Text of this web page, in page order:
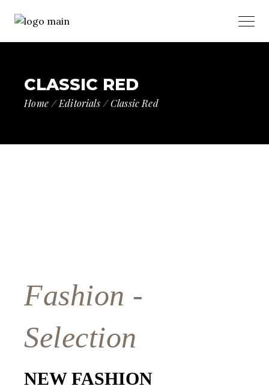
CLASSIC RED
Home Editorials Classic Red
Fashion -
Selection
NEW FASHION